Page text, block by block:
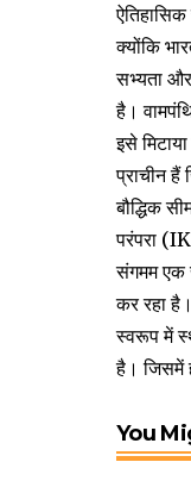
क्योंकि
सभ्यता
है।
इसे
प्राचीन हैं
बौद्धिक
परंपरा
संगमम एक
कर रहा
स्वरूप में
है। जिसमें
You